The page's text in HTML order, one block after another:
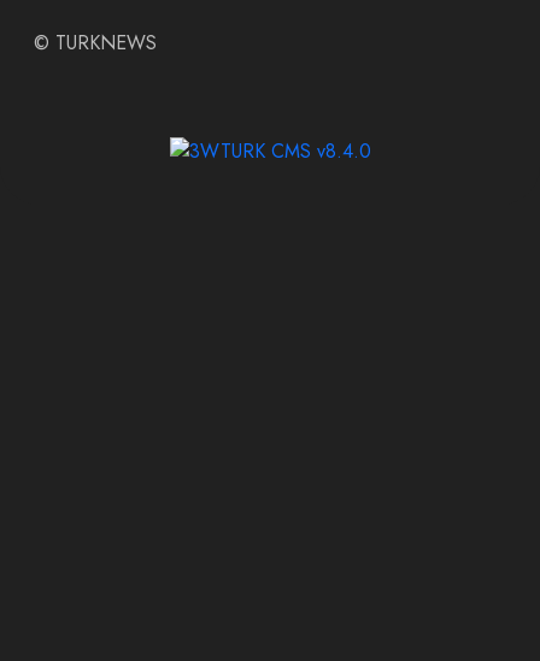
© TURKNEWS